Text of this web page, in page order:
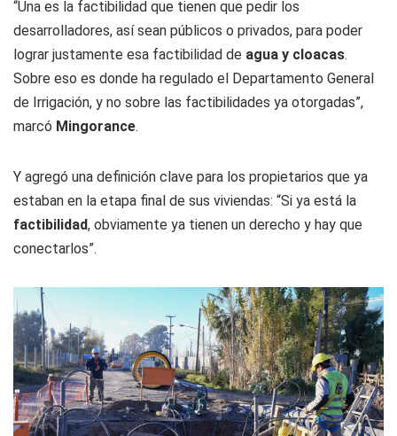
“Una es la factibilidad que tienen que pedir los
desarrolladores, así sean públicos o privados, para poder
lograr justamente esa factibilidad de agua y cloacas.
Sobre eso es donde ha regulado el Departamento General
de Irrigación, y no sobre las factibilidades ya otorgadas”,
marcó Mingorance.
Y agregó una definición clave para los propietarios que ya
estaban en la etapa final de sus viviendas: “Si ya está la
factibilidad, obviamente ya tienen un derecho y hay que
conectarlos”.